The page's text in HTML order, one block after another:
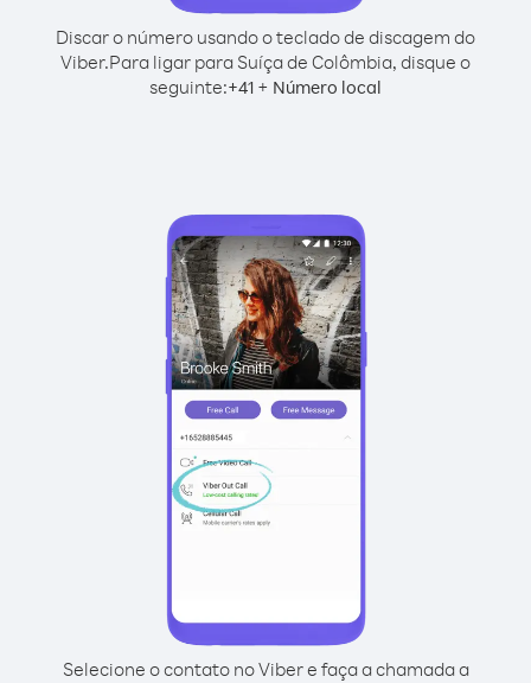
Discar o número usando o teclado de discagem do
Viber.Para ligar para Suíça de Colômbia, disque o
seguinte:+41 + Número local
Selecione o contato no Viber e faça a chamada a